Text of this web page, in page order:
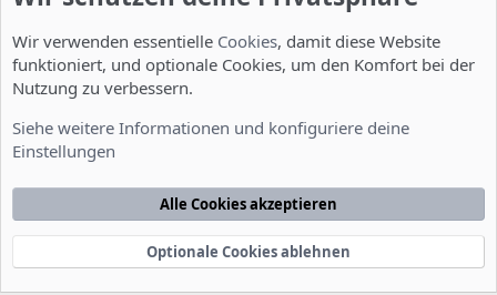
Nutzungsbedingungen Datenschutzerklärung
Startseite
Community platform by XenForo® © 2010-2022 XenForo Ltd.
xenDach©2010-2014
Wir verwenden essentielle Cookies, damit diese Website
funktioniert, und optionale Cookies, um den Komfort bei der
Nutzung zu verbessern.
Siehe weitere Informationen und konfiguriere deine
Einstellungen
Alle Cookies akzeptieren
Optionale Cookies ablehnen